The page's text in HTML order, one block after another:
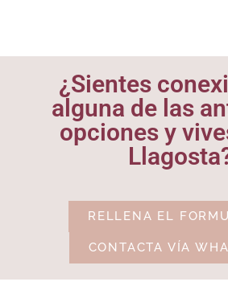
¿Sientes
alguna de las
opciones y
RELLENA EL
CONTACTA VÍA